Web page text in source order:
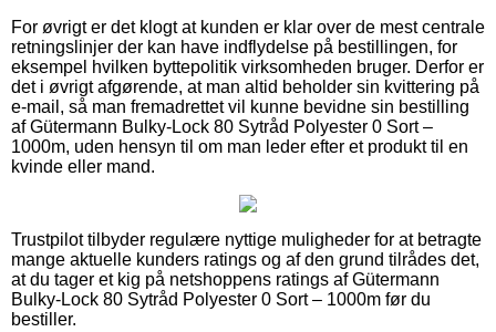
For øvrigt er det klogt at kunden er klar over de mest centrale
retningslinjer der kan have indflydelse på bestillingen, for
eksempel hvilken byttepolitik virksomheden bruger. Derfor er
det i øvrigt afgørende, at man altid beholder sin kvittering på
e-mail, så man fremadrettet vil kunne bevidne sin bestilling
af Gütermann Bulky-Lock 80 Sytråd Polyester 0 Sort –
1000m, uden hensyn til om man leder efter et produkt til en
kvinde eller mand.
Trustpilot tilbyder regulære nyttige muligheder for at betragte
mange aktuelle kunders ratings og af den grund tilrådes det,
at du tager et kig på netshoppens ratings af Gütermann
Bulky-Lock 80 Sytråd Polyester 0 Sort – 1000m før du
bestiller.